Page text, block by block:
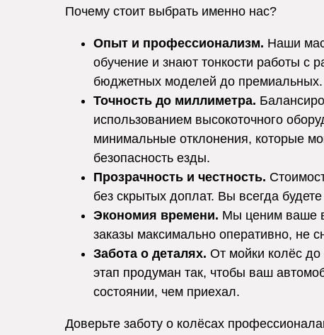
Почему стоит выбрать именно нас?
Опыт и профессионализм. Наши
обучение и знают тонкости работы с
бюджетных моделей до премиальных.
Точность до миллиметра.
использованием высокоточного
минимальные отклонения, которые
безопасность езды.
Прозрачность и честность.
без скрытых доплат. Вы всегда будете
Экономия времени. Мы ценим ваше
заказы максимально оперативно, не
Забота о деталях. От мойки колёс
этап продуман так, чтобы ваш
состоянии, чем приехал.
Доверьте заботу о колёсах